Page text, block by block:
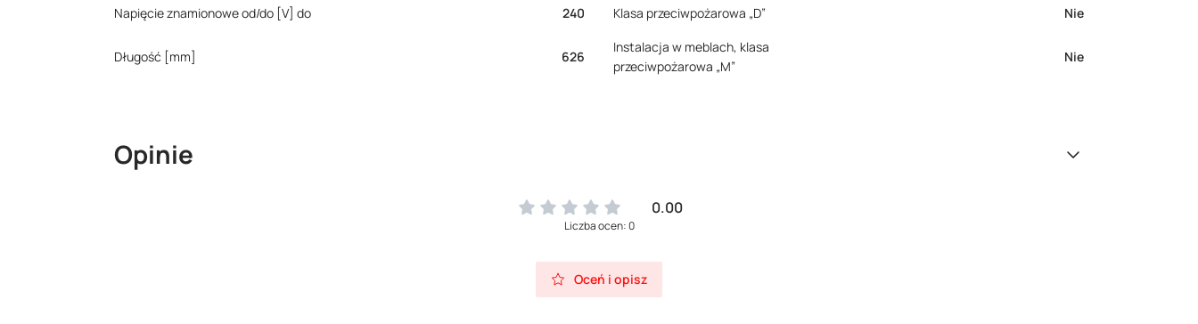
Napięcie znamionowe od/do [V] do
240 Klasa przeciwpożarowa „D” Nie
Długość [mm] 626
Instalacja w meblach, klasa
przeciwpożarowa „M”
Nie
Opinie
0.00
Liczba ocen: 0
Oceń i opisz